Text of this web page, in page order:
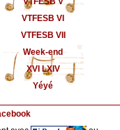
VTFESB VI
VTFESB VII
Week-end
XVI LXIV
Yéyé